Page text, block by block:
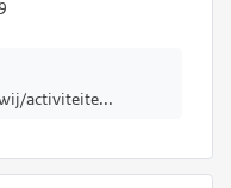
activiteite...